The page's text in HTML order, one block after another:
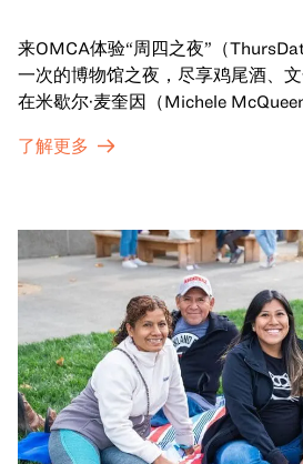
来OMCA体验“周四之夜”（
一次的博物馆之夜，尽享鸡尾酒、
在米歇尔·麦奎因（Michele
探索那些在夜幕下焕发活力的展厅
了解更多